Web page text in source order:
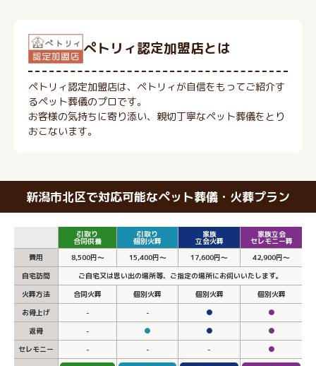
ぺトリィ認定加盟店とは
ペトリィ認定加盟店は、ペトリィが自信をもってご紹介す
るペット葬儀のプロです。
お客様の気持ちに寄り添い、親切丁寧なペット葬儀をとり
おこないます。
新潟市北区で対応可能なペット葬儀・火葬プラン
引取り
合同供養
引取り
個別火葬
家族
立会火葬
家族立会
セレモニー葬
費用
8,500円～ 15,400円～ 17,600円～
42,900円～
自宅訪問
ご自宅又は思い出の場所等、ご指定の場所にお伺いいたします。
火葬方法
合同火葬 個別火葬 個別火葬
個別火葬
お骨上げ
- - ●
●
返骨
- ● ●
●
セレモニー
- - - ●